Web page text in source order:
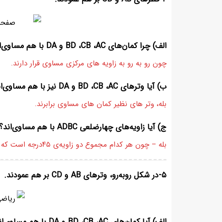
الف) چرا کمان‌های BD ،CB ،AC و DA با هم مساوی‌اند؟
چون رو به ‏رو به زاویه‏ های مرکزی مساوی قرار دارند.
ب) آیا وترهای BD ،CB ،AC و DA نیز با هم مساوی‌اند؟
بله، وتر های نظیر کمان ‏های مساوی برابرند.
ج) آیا زاویه‌های چهارضلعی ADBC با هم مساوی‌اند؟ چرا؟
بله – چون هر کدام مجموع دو زاویه‌ی ۴۵درجه است که می‌‏شود ۹۰ درجه.
۵-در شکل روبه‌رو، وترهای AB و CD بر هم عمودند.